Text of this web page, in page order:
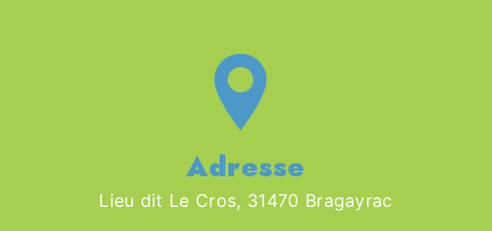
Adresse
Lieu dit Le Cros, 31470 Bragayrac